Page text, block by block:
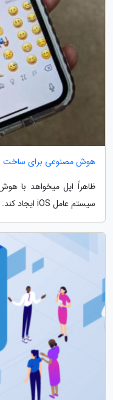
هوش مصنوعی برای ساخت
ظاهراً اپل میخواهد با
سیستم عامل iOS ایجاد کند.